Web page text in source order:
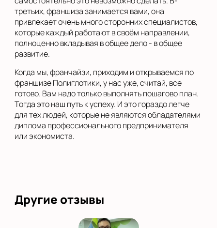
третьих, франшиза занимается вами, она
привлекает очень много сторонних специалистов,
которые каждый работают в своём направлении,
полноценно вкладывая в общее дело - в общее
развитие.
Когда мы, франчайзи, приходим и открываемся по
франшизе Полиглотики, у нас уже, считай, все
готово. Вам надо только выполнять пошагово план.
Тогда это наш путь к успеху. И это гораздо легче
для тех людей, которые не являются обладателями
диплома профессионального предпринимателя
или экономиста.
Другие отзывы